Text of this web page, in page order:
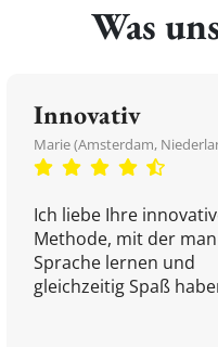
Was
Innovativ
Marie (Amsterdam,
Ich liebe Ihre
Methode, mit der
Sprache lernen und
gleichzeitig Spaß